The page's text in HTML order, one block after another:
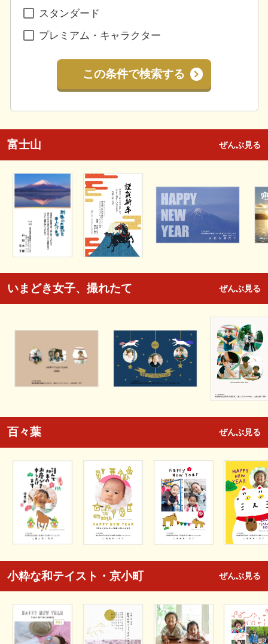
スタンダード
プレミアム・キャラクター
この条件で検索する
富士山 ぜんぶ見る
いまどき女子、撮れたて ぜんぶ見る
百々葉 ぜんぶ見る
小粋な和テイスト・京小町 ぜんぶ見る